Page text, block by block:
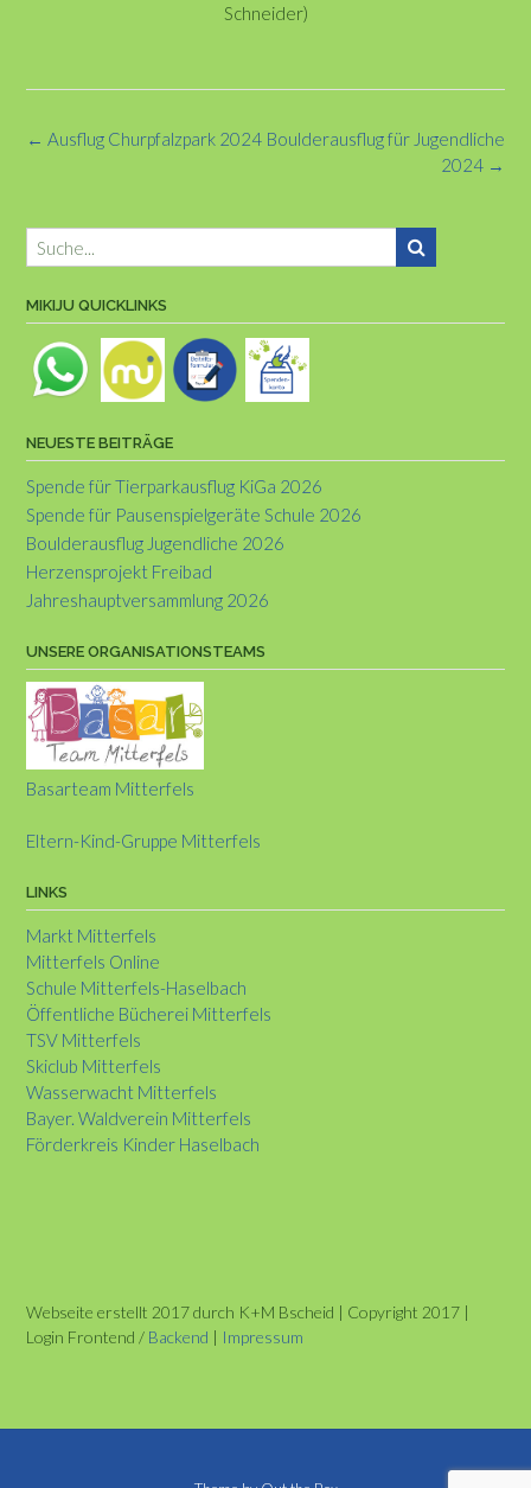
Schneider)
Post
Boulderausflug für Jugendliche
2024 →
← Ausflug Churpfalzpark 2024
MIKIJU QUICKLINKS
NEUESTE BEITRÄGE
Spende für Tierparkausflug KiGa 2026
Spende für Pausenspielgeräte Schule 2026
Boulderausflug Jugendliche 2026
Herzensprojekt Freibad
Jahreshauptversammlung 2026
UNSERE ORGANISATIONSTEAMS
Basarteam Mitterfels
Eltern-Kind-Gruppe Mitterfels
LINKS
Markt Mitterfels
Mitterfels Online
Schule Mitterfels-Haselbach
Öffentliche Bücherei Mitterfels
TSV Mitterfels
Skiclub Mitterfels
Wasserwacht Mitterfels
Bayer. Waldverein Mitterfels
Förderkreis Kinder Haselbach
Webseite erstellt 2017 durch K+M Bscheid | Copyright 2017 |
Login Frontend / Backend | Impressum